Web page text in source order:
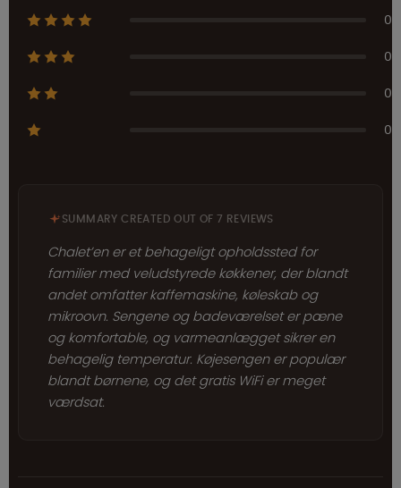
0
0
0
0
SUMMARY CREATED OUT OF 7 REVIEWS
Chalet’en er et behageligt opholdssted for
familier med veludstyrede køkkener, der blandt
andet omfatter kaffemaskine, køleskab og
mikroovn. Sengene og badeværelset er pæne
og komfortable, og varmeanlægget sikrer en
behagelig temperatur. Køjesengen er populær
blandt børnene, og det gratis WiFi er meget
værdsat.